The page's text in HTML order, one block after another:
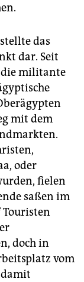
das
dar. Seit
die militante
mit dem
oder
fielen
saßen im
doch in
vom
damit